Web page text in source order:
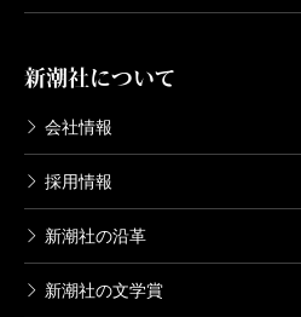
新潮社について
会社情報
採用情報
新潮社の沿革
新潮社の文学賞